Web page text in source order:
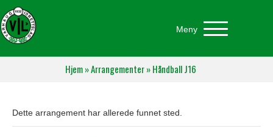
Meny
Hjem»Arrangementer»Håndball J16
Dette arrangement har allerede funnet sted.